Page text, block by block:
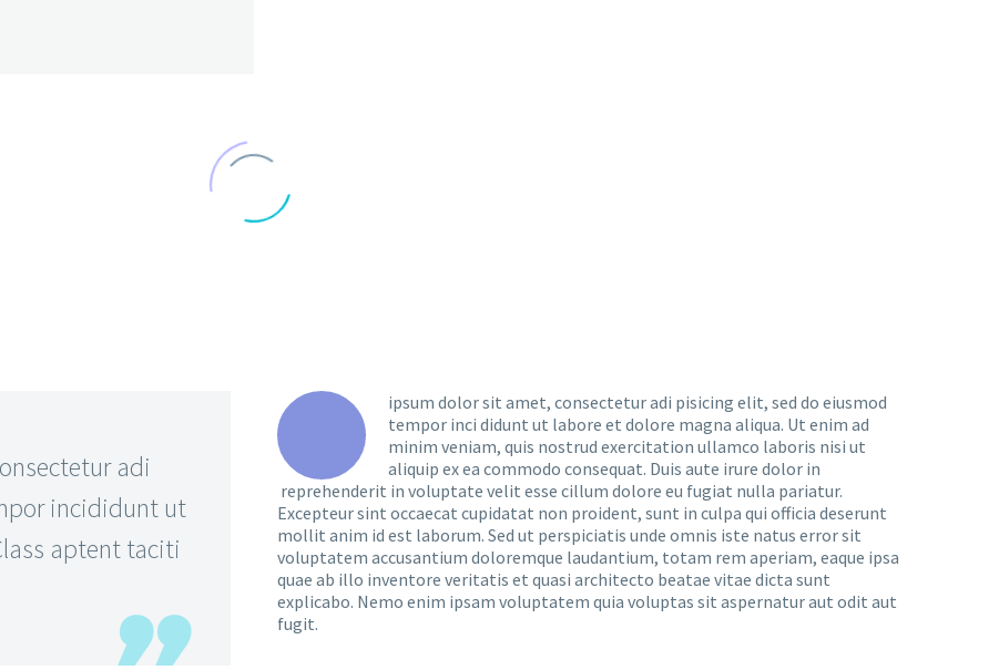
adi
incididunt ut
aptent taciti
ipsum dolor sit amet, consectetur adi pisicing elit, sed do eiusmod
tempor inci didunt ut labore et dolore magna aliqua. Ut enim ad
minim veniam, quis nostrud exercitation ullamco laboris nisi ut
aliquip ex ea commodo consequat. Duis aute irure dolor in
reprehenderit in voluptate velit esse cillum dolore eu fugiat nulla pariatur.
Excepteur sint occaecat cupidatat non proident, sunt in culpa qui officia deserunt
mollit anim id est laborum. Sed ut perspiciatis unde omnis iste natus error sit
voluptatem accusantium doloremque laudantium, totam rem aperiam, eaque ipsa
quae ab illo inventore veritatis et quasi architecto beatae vitae dicta sunt
explicabo. Nemo enim ipsam voluptatem quia voluptas sit aspernatur aut odit aut
fugit.